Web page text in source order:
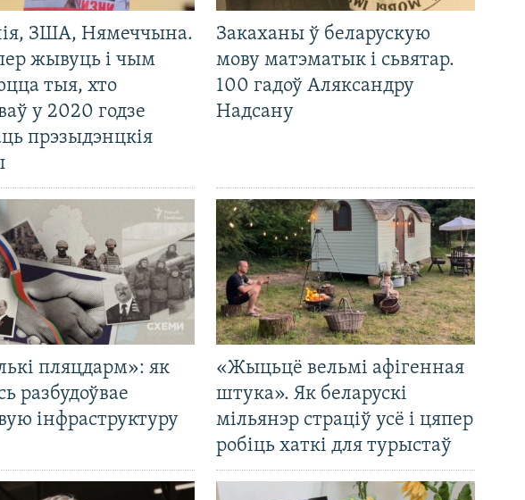
ЗША, Нямеччына.
жывуць і чым
тыя, хто
у 2020 годзе
прэзыдэнцкія
Закаханы ў беларускую
мову матэматык і сьвятар.
100 гадоў Аляксандру
Надсану
пляцдарм»: як
разбудоўвае
інфраструктуру
«Жыцьцё вельмі афігенная
штука». Як беларускі
мільянэр страціў усё і цяпер
робіць хаткі для турыстаў